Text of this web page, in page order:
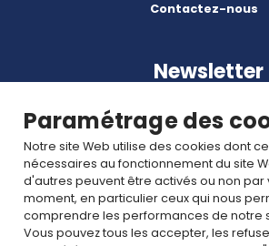
Contactez-nous
Newsletter
Abonnez-vous à nos dernières
Paramétrage des
Notre site Web utilise des cookies dont
nécessaires au fonctionnement du site
d'autres peuvent être activés ou non par
moment, en particulier ceux qui nous
comprendre les performances de notre
Vous pouvez tous les accepter, les